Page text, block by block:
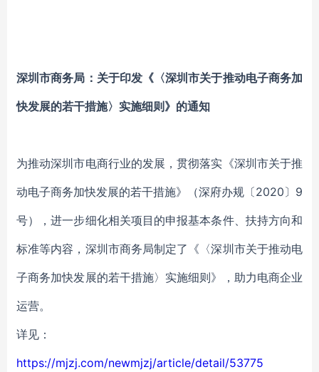
深圳市商务局：关于印发《〈深圳市关于推动电子商务加
快发展的若干措施〉实施细则》的通知
为推动深圳市电商行业的发展，贯彻落实《深圳市关于推
动电子商务加快发展的若干措施》（深府办规〔2020〕9
号），进一步细化相关项目的申报基本条件、扶持方向和
标准等内容，深圳市商务局制定了《〈深圳市关于推动电
子商务加快发展的若干措施〉实施细则》，助力电商企业
运营。
详见：
https://mjzj.com/newmjzj/article/detail/53775